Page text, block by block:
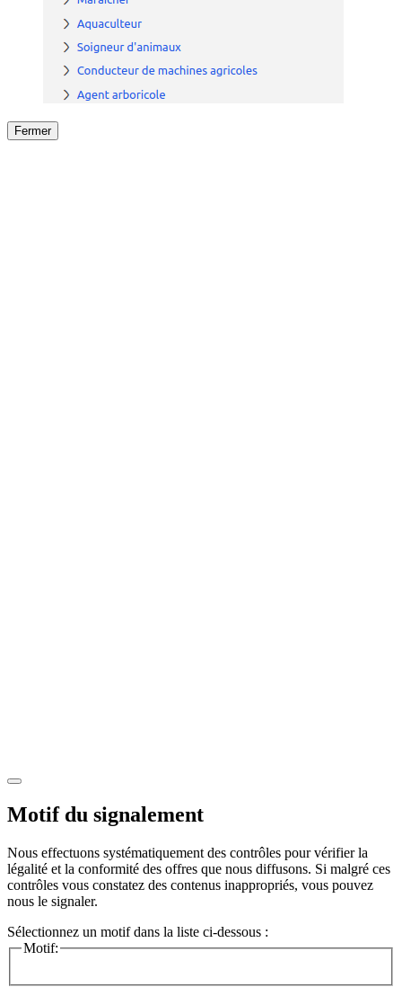
Fermer
Motif du signalement
Nous effectuons systématiquement des contrôles pour vérifier la
légalité et la conformité des offres que nous diffusons. Si malgré ces
contrôles vous constatez des contenus inappropriés, vous pouvez
nous le signaler.
Sélectionnez un motif dans la liste ci-dessous :
Motif: